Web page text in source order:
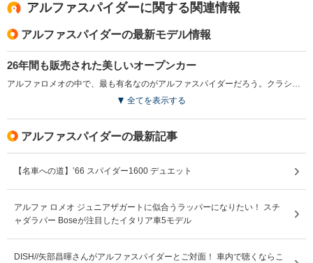
アルファスパイダーに関する関連情報
アルファスパイダーの最新モデル情報
26年間も販売された美しいオープンカー
アルファロメオの中で、最も有名なのがアルファスパイダーだろう。クラシカルで美しいスタイリングは、最初に登場した1967（S42）年から生産終了の1993（H5）年まで受け継がれている。26年の長いモデルスパンは、大きく4つに分けられる。105スパイダーと呼ばれるデュエット（Sr.1）と、垂直に切り落とされたテールが特徴のコーダトロンカ（Sr.2）。そして、1983（S58）年に登場した115スパイダーと呼ばれるSr.3とSr.4である。Sr.3は、ウレタンバンパーとスポイラーが特徴的で、通称エアロディナミカと呼ばれているもの。パワーウインドウやクーラーなど、現代的な装備が与えられたのが特徴だ。1989（H1）年のマイナーチェンジではボディ同色化された前後バンパーと、Sr.3に装着されたエアロパーツが取り外され、スッキリとしたスタイリングとなった。装備の面では、パワステ標準装着車が設定されたほか、それまで5MTのみだったミッションに、初めて3ATが設定された。（1989.2）
全てを表示する
アルファスパイダーの最新記事
【名車への道】’66 スパイダー1600 デュエット
アルファ ロメオ ジュニアザガートに似合うラッパーになりたい！ スチ
ャダラパー Boseが注目したイタリア車5モデル
DISH//矢部昌暉さんがアルファスパイダーとご対面！ 車内で聴くならこ